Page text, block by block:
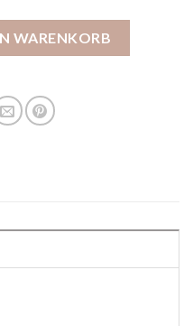
WARENKORB